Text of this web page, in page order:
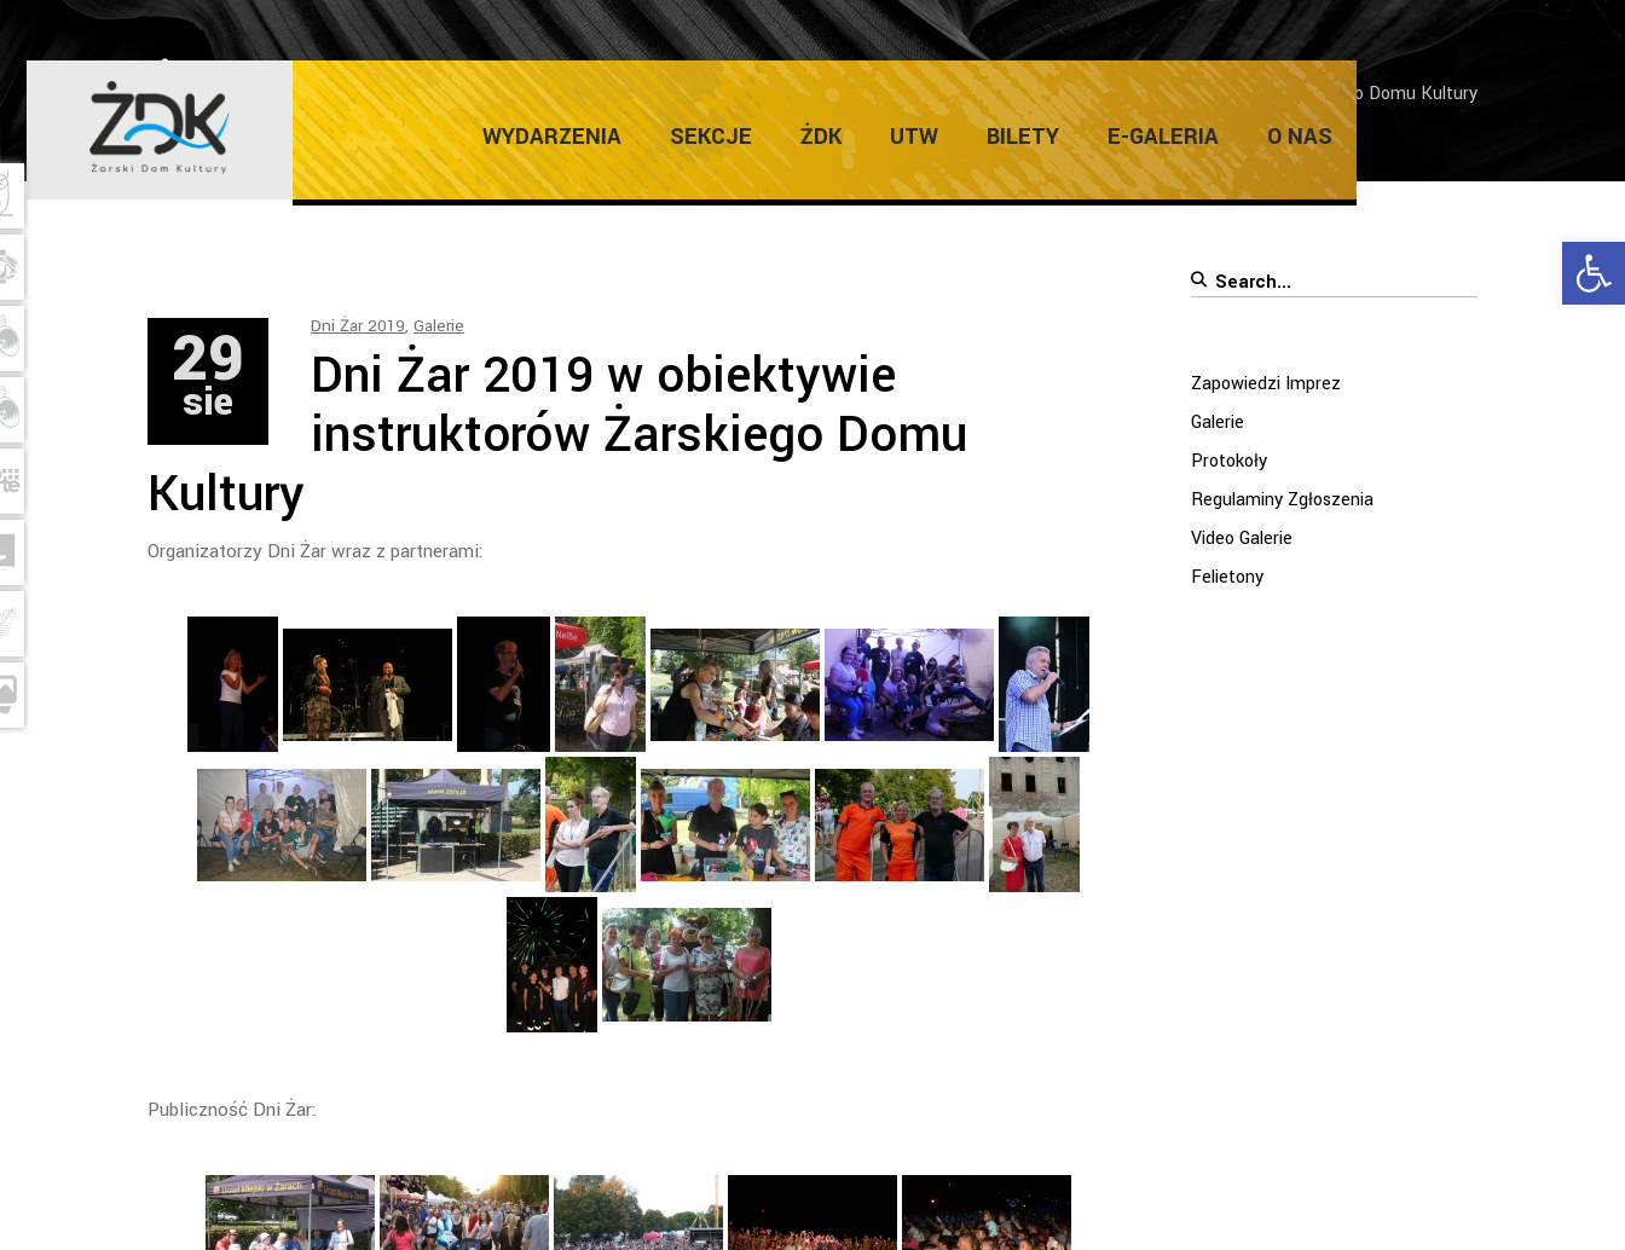
WYDARZENIA SEKCJE ŻDK UTW BILETY E-GALERIA O NAS
ŻARSKI DOM KULTURY Home / Dni Żar 2019/Dni Żar 2019 w obiektywie instruktorów Żarskiego Domu Kultury
29
sie
Dni Żar 2019, Galerie
Dni Żar 2019 w obiektywie
instruktorów Żarskiego Domu
Kultury
Organizatorzy Dni Żar wraz z partnerami:
Publiczność Dni Żar:
Search
Zapowiedzi Imprez
Galerie
Protokoły
Regulaminy Zgłoszenia
Video Galerie
Felietony